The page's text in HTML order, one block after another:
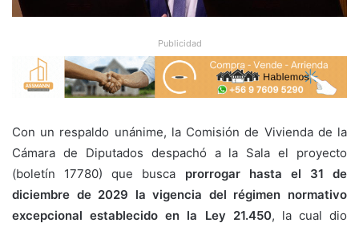
Publicidad
Con un respaldo unánime, la Comisión de Vivienda de la
Cámara de Diputados despachó a la Sala el proyecto
(boletín 17780) que busca prorrogar hasta el 31 de
diciembre de 2029 la vigencia del régimen normativo
excepcional establecido en la Ley 21.450, la cual dio